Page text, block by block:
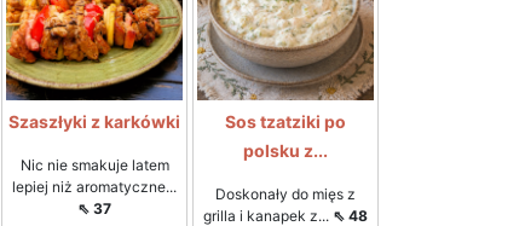
Szaszłyki z karkówki
Nic nie smakuje latem
lepiej niż aromatyczne...
⇖ 37
Sos tzatziki po
polsku z...
Doskonały do mięs z
grilla i kanapek z... ⇖ 48